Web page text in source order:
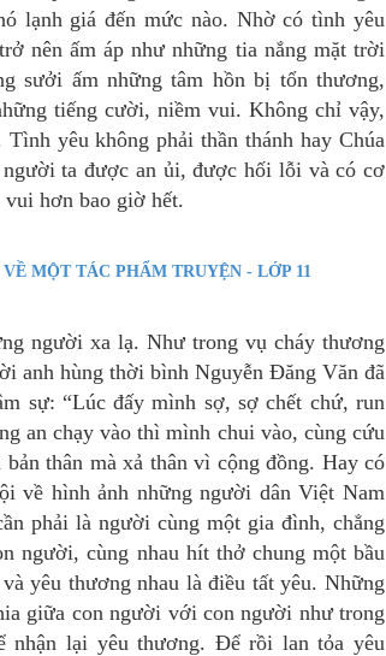
lạnh giá đến mức nào. Nhờ có tình yêu
nên ấm áp như những tia nắng mặt trời
sưởi ấm những tâm hồn bị tổn thương,
tiếng cười, niềm vui. Không chỉ vậy,
yêu không phải thần thánh hay Chúa
ta được an ủi, được hối lỗi và có cơ
hơn bao giờ hết.
MỘT TÁC PHẨM TRUYỆN - LỚP 11
người xa lạ. Như trong vụ cháy thương
anh hùng thời bình Nguyễn Đăng Văn đã
sự: “Lúc đấy mình sợ, sợ chết chứ, run
an chạy vào thì mình chui vào, cùng cứu
thân mà xả thân vì cộng đồng. Hay có
về hình ảnh những người dân Việt Nam
phải là người cùng một gia đình, chẳng
người, cùng nhau hít thở chung một bầu
yêu thương nhau là điều tất yêu. Những
giữa con người với con người như trong
nhận lại yêu thương. Để rồi lan tỏa yêu